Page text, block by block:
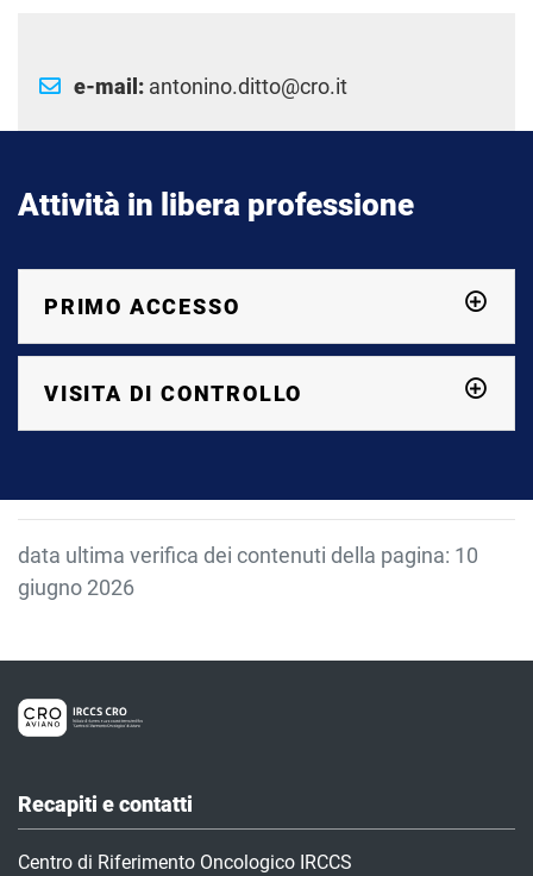
e-mail:antonino.ditto@cro.it
Attività in libera professione
PRIMO ACCESSO
VISITA DI CONTROLLO
data ultima verifica dei contenuti della pagina: 10
giugno 2026
Recapiti e contatti
Centro di Riferimento Oncologico IRCCS